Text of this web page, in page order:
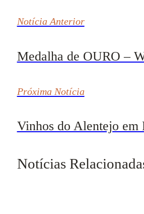
Notícia Anterior
Medalha de OURO –
Próxima Notícia
Vinhos do Alentejo em
Notícias